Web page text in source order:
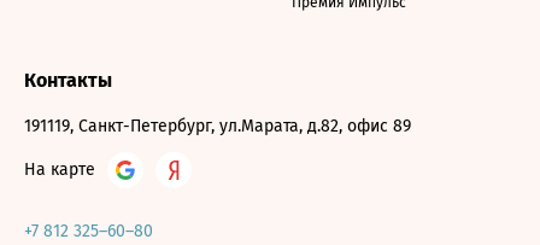
Контакты
191119, Санкт-Петербург, ул.Марата, д.82, офис 89
На карте
+7 812 325–60–80